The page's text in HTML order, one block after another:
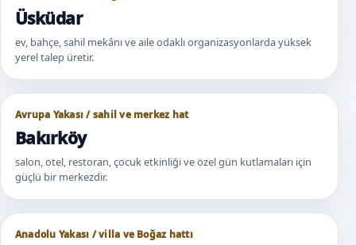
Üsküdar
ev, bahçe, sahil mekânı ve aile odaklı organizasyonlarda yüksek
yerel talep üretir.
Avrupa Yakası / sahil ve merkez hat
Bakırköy
salon, otel, restoran, çocuk etkinliği ve özel gün kutlamaları için
güçlü bir merkezdir.
Anadolu Yakası / villa ve Boğaz hattı